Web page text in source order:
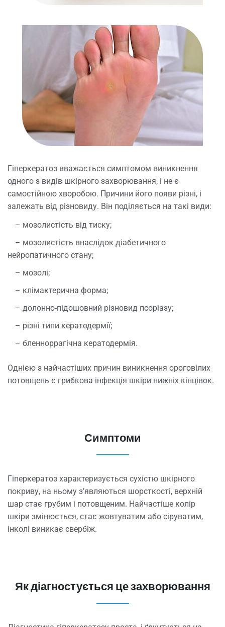
Гіперкератоз вважається симптомом виникнення
одного з видів шкірного захворювання, і не є
самостійною хворобою. Причини його появи різні, і
залежать від різновиду. Він поділяється на такі види:
– мозолистість від тиску;
– мозолистість внаслідок діабетичного
нейропатичного стану;
– мозолі;
– клімактерична форма;
– долонно-підошовний різновид псоріазу;
– різні типи кератодермії;
– бленноррагічна кератодермія.
Однією з найчастіших причин виникнення ороговілих
потовщень є грибкова інфекція шкіри нижніх кінцівок.
Симптоми
Гіперкератоз характеризується сухістю шкірного
покриву, на ньому з’являються шорсткості, верхній
шар стає грубим і потовщеним. Найчастіше колір
шкіри змінюється, стає жовтуватим або сіруватим,
інколі виникає свербіж.
Як діагностується це захворювання